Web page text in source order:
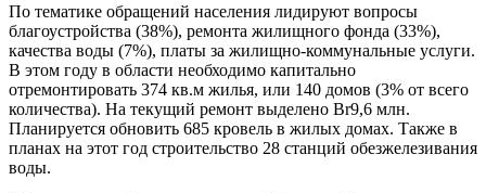
По тематике обращений населения лидируют вопросы
благоустройства (38%), ремонта жилищного фонда (33%),
качества воды (7%), платы за жилищно-коммунальные услуги.
В этом году в области необходимо капитально
отремонтировать 374 кв.м жилья, или 140 домов (3% от всего
количества). На текущий ремонт выделено Br9,6 млн.
Планируется обновить 685 кровель в жилых домах. Также в
планах на этот год строительство 28 станций обезжелезивания
воды.